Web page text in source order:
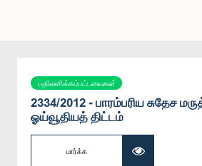
பதிலளிக்கப்பட்டவைகள்
2334/2012 - பாரம்பரிய சுதேச
ஓய்வூதியத் திட்டம்
பார்க்க